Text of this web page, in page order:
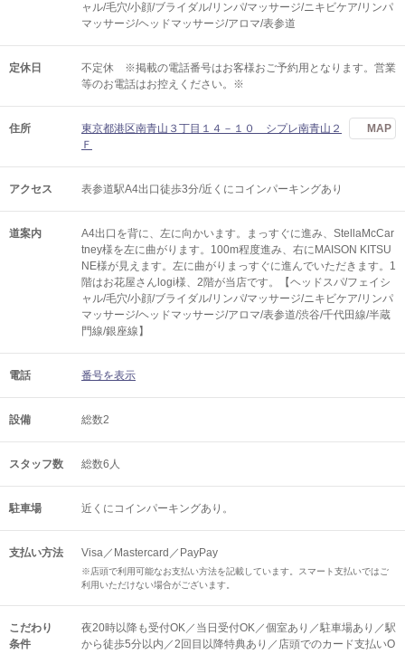
ャル/毛穴/小顔/ブライダル/リンパ/マッサージ/ニキビケア/リンパ
マッサージ/ヘッドマッサージ/アロマ/表参道
定休日
不定休 ※掲載の電話番号はお客様おご予約用となります。営業
等のお電話はお控えください。※
住所
東京都港区南青山３丁目１４－１０ シプレ南青山２
Ｆ
MAP
アクセス 表参道駅A4出口徒歩3分/近くにコインパーキングあり
道案内
A4出口を背に、左に向かいます。まっすぐに進み、StellaMcCar
tney様を左に曲がります。100m程度進み、右にMAISON KITSU
NE様が見えます。左に曲がりまっすぐに進んでいただきます。1
階はお花屋さんlogi様、2階が当店です。【ヘッドスパ/フェイシ
ャル/毛穴/小顔/ブライダル/リンパ/マッサージ/ニキビケア/リンパ
マッサージ/ヘッドマッサージ/アロマ/表参道/渋谷/千代田線/半蔵
門線/銀座線】
電話 番号を表示
設備 総数2
スタッフ数 総数6人
駐車場 近くにコインパーキングあり。
支払い方法 Visa／Mastercard／PayPay
※店頭で利用可能なお支払い方法を記載しています。スマート支払いではご
利用いただけない場合がございます。
こだわり
条件
夜20時以降も受付OK／当日受付OK／個室あり／駐車場あり／駅
から徒歩5分以内／2回目以降特典あり／店頭でのカード支払いO